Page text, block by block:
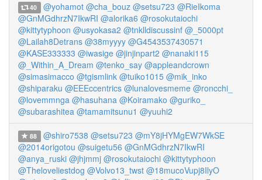
40 @yohamot @cha_bouz @setsu723 @RieIkoma
@GnMGdhrzN7IkwRI @alorika6 @rosokutaiochi
@kittytyphoon @usyokasa2 @tnklldiscussinf @_5000pt
@Lailah8Detrans @38myyyy @G4543537430571
@KASE333333 @iwasige @jinjinpart2 @nanaki115
@_Within_A_Dream @tenko_say @appleandcrown
@simasimacco @tgismlink @tuiko1015 @mik_inko
@shiparaku @EEEccentrics @lunalovesmeme @roncchi_
@lovemmnga @hasuhana @Koiramako @guriko_
@subarashitea @tamamitsunu1 @yuuhi2
88 @shiro7538 @setsu723 @mY8jHYMgEW7WkSE
@2014origotou @suigetu56 @GnMGdhrzN7IkwRI
@anya_ruski @jhjmmj @rosokutaiochi @kittytyphoon
@Theloveliestdog @Volvo13_twst @18mucoVupj8IlyO